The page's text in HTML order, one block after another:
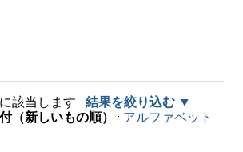
該当します
結果を絞り込む
（新しいもの順） · アルファベット